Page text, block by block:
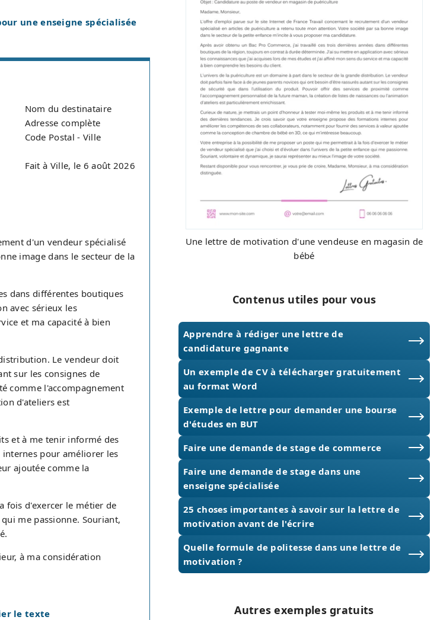
une enseigne spécialisée
Nom du destinataire
Adresse complète
Code Postal - Ville
Fait à Ville, le 6 août 2026
d'un vendeur spécialisé
image dans le secteur de la
dans différentes boutiques
avec sérieux les
et ma capacité à bien
Le vendeur doit
sur les consignes de
comme l'accompagnement
d'ateliers est
et à me tenir informé des
internes pour améliorer les
ajoutée comme la
fois d'exercer le métier de
me passionne. Souriant,
à ma considération
le texte
Une lettre de motivation d'une vendeuse en magasin de
bébé
Contenus utiles pour vous
Apprendre à rédiger une lettre de
candidature gagnante
Un exemple de CV à télécharger gratuitement
au format Word
Exemple de lettre pour demander une bourse
d'études en BUT
Faire une demande de stage de commerce
Faire une demande de stage dans une
enseigne spécialisée
25 choses importantes à savoir sur la lettre de
motivation avant de l'écrire
Quelle formule de politesse dans une lettre de
motivation ?
Autres exemples gratuits